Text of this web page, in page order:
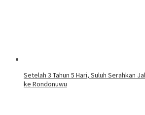
Setelah 3 Tahun 5 Hari, Suluh Serahkan
ke Rondonuwu